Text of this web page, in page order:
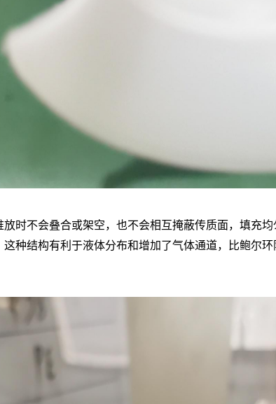
时不会叠合或架空，也不会相互掩蔽传质面，填充
种结构有利于液体分布和增加了气体通道，比鲍尔